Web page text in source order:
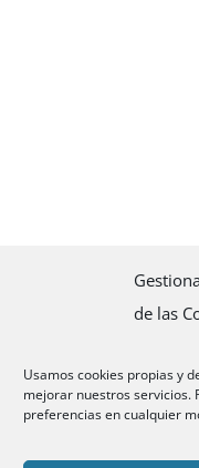
de las
Usamos cookies propias y
mejorar nuestros servicios.
preferencias en cualquier